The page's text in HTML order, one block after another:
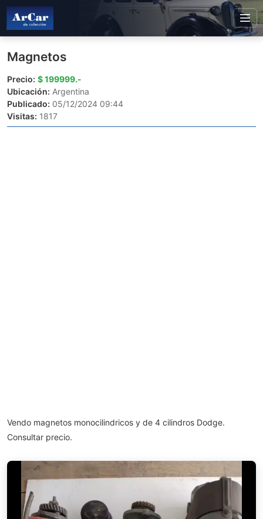
Magnetos
Precio: $ 199999.-
Ubicación: Argentina
Publicado: 05/12/2024 09:44
Visitas: 1817
Vendo magnetos monocilindricos y de 4 cilindros Dodge.
Consultar precio.